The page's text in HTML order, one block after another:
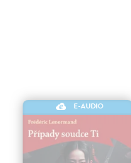
E-AUDIO